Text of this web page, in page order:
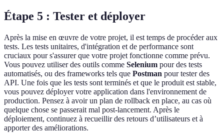
Étape 5 : Tester et déployer
Après la mise en œuvre de votre projet, il est temps de procéder aux
tests. Les tests unitaires, d'intégration et de performance sont
cruciaux pour s'assurer que votre projet fonctionne comme prévu.
Vous pouvez utiliser des outils comme Selenium pour des tests
automatisés, ou des frameworks tels que Postman pour tester des
API. Une fois que les tests sont terminés et que le produit est stable,
vous pouvez déployer votre application dans l'environnement de
production. Pensez à avoir un plan de rollback en place, au cas où
quelque chose se passerait mal post-lancement. Après le
déploiement, continuez à recueillir des retours d’utilisateurs et à
apporter des améliorations.